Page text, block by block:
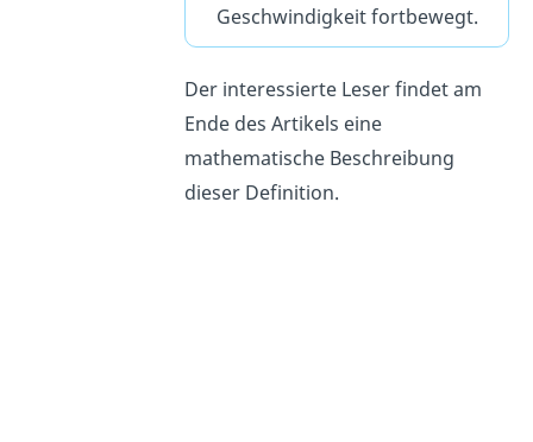
Geschwindigkeit fortbewegt.
Der interessierte Leser findet am
Ende des Artikels eine
mathematische Beschreibung
dieser Definition.